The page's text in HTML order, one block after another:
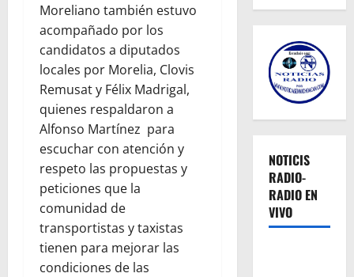
Moreliano también estuvo
acompañado por los
candidatos a diputados
locales por Morelia, Clovis
Remusat y Félix Madrigal,
quienes respaldaron a
Alfonso Martínez para
escuchar con atención y
respeto las propuestas y
peticiones que la
comunidad de
transportistas y taxistas
tienen para mejorar las
condiciones de las
NOTICIS
RADIO-
RADIO EN
VIVO